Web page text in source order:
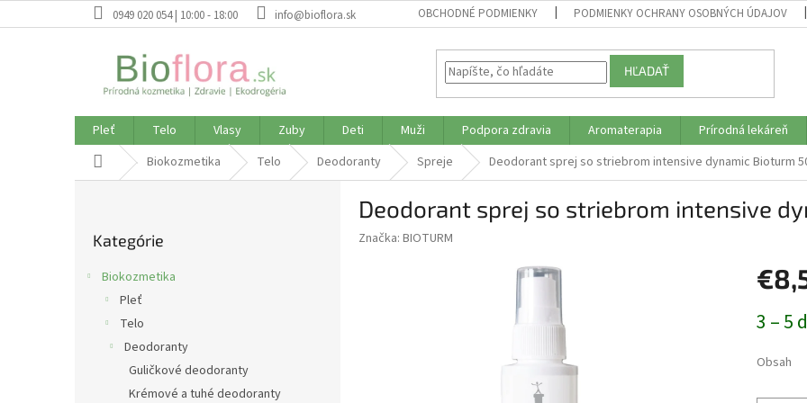
na
0949 020 054 | 10:00 - 18:00 info@bioflora.sk OBCHODNÉ PODMIENKY PODMIENKY OCHRANY OSOBNÝCH ÚDAJOV
HĽADAŤ
Pleť Telo Vlasy Zuby Deti Muži Podpora zdravia Aromaterapia Prírodná lekáreň
DomovBiokozmetika Telo Deodoranty Spreje Deodorant sprej so striebrom intensive dynamic Bioturm
kategórie
Kategórie
Biokozmetika
Pleť
Telo
Deodoranty
Guličkové deodoranty
Krémové a tuhé deodoranty
Deodorant sprej so striebrom intensive
Značka: BIOTURM
cena:
3 – 5
Obsah